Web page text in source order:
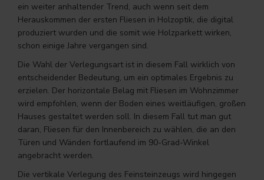
ein weiter anhaltender Trend, auch wenn seit dem
Herauskommen der ersten Fliesen in Holzoptik, die digital
produziert wurden und die somit wie Holzparkett wirken,
schon einige Jahre vergangen sind.
Die Wahl der Verlegungsart ist in diesem Fall wirklich von
entscheidender Bedeutung, um ein optimales Ergebnis zu
erzielen. Der horizontale Belag mit Fliesen im Wohnzimmer
wird empfohlen, wenn der Boden eines weitläufigen, großen
Hauses gestaltet werden soll. In diesem Fall tut man gut
daran, Fliesen für den Innenbereich zu wählen, die an den
Türen und Wänden fortlaufend im 90-Grad-Winkel
angebracht werden.
Die vertikale Verlegung des Feinsteinzeugs wird hingegen